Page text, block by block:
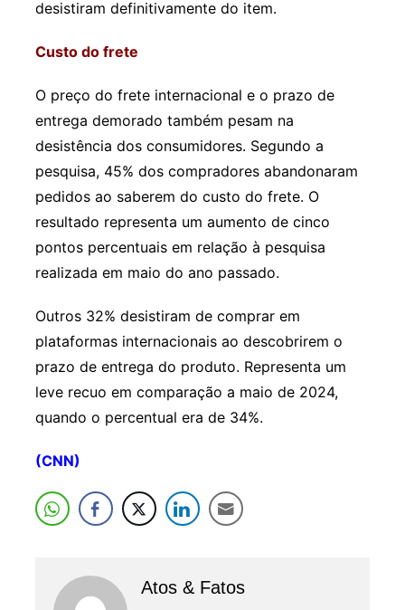
desistiram definitivamente do item.
Custo do frete
O preço do frete internacional e o prazo de
entrega demorado também pesam na
desistência dos consumidores. Segundo a
pesquisa, 45% dos compradores abandonaram
pedidos ao saberem do custo do frete. O
resultado representa um aumento de cinco
pontos percentuais em relação à pesquisa
realizada em maio do ano passado.
Outros 32% desistiram de comprar em
plataformas internacionais ao descobrirem o
prazo de entrega do produto. Representa um
leve recuo em comparação a maio de 2024,
quando o percentual era de 34%.
(CNN)
Atos & Fatos